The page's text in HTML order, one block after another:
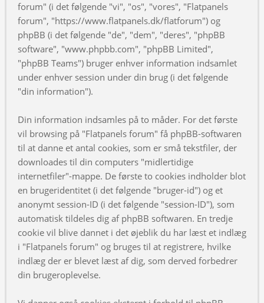
forum" (i det følgende "vi", "os", "vores", "Flatpanels
forum", "https://www.flatpanels.dk/flatforum") og
phpBB (i det følgende "de", "dem", "deres", "phpBB
software", "www.phpbb.com", "phpBB Limited",
"phpBB Teams") bruger enhver information indsamlet
under enhver session under din brug (i det følgende
"din information").
Din information indsamles på to måder. For det første
vil browsing på "Flatpanels forum" få phpBB-softwaren
til at danne et antal cookies, som er små tekstfiler, der
downloades til din computers "midlertidige
internetfiler"-mappe. De første to cookies indholder blot
en brugeridentitet (i det følgende "bruger-id") og et
anonymt session-ID (i det følgende "session-ID"), som
automatisk tildeles dig af phpBB softwaren. En tredje
cookie vil blive dannet i det øjeblik du har læst et indlæg
i "Flatpanels forum" og bruges til at registrere, hvilke
indlæg der er blevet læst af dig, som derved forbedrer
din brugeroplevelse.